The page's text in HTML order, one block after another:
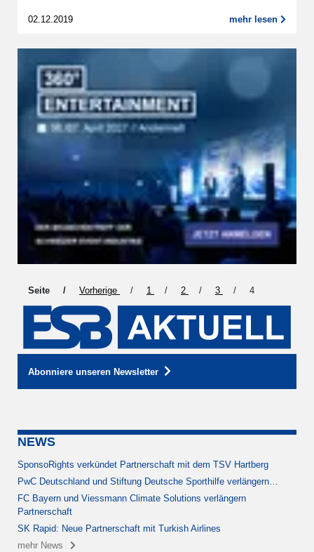
02.12.2019 mehr lesen
Seite Vorherige 1 2 3 4
Abonniere unseren Newsletter
NEWS
SponsoRights verkündet Partnerschaft mit dem TSV Hartberg
PwC Deutschland und Stiftung Deutsche Sporthilfe verlängern…
FC Bayern und Viessmann Climate Solutions verlängern
Partnerschaft
SK Rapid: Neue Partnerschaft mit Turkish Airlines
mehr News